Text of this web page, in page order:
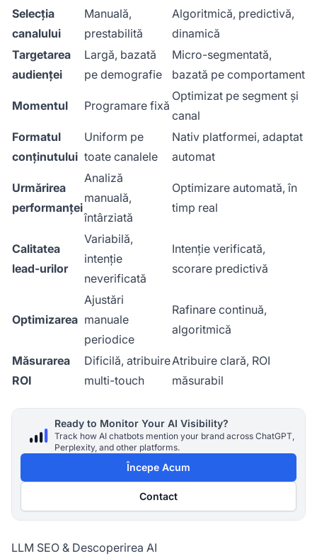
Selecția
canalului
Manuală,
prestabilită
Algoritmică, predictivă,
dinamică
Targetarea
audienței
Largă, bazată
pe demografie
Micro-segmentată,
bazată pe comportament
Momentul Programare fixă
Optimizat pe segment și
canal
Formatul
conținutului
Uniform pe
toate canalele
Nativ platformei, adaptat
automat
Urmărirea
performanței
Analiză
manuală,
întârziată
Optimizare automată, în
timp real
Calitatea
lead-urilor
Variabilă,
intenție
neverificată
Intenție verificată,
scorare predictivă
Optimizarea
Ajustări
manuale
periodice
Rafinare continuă,
algoritmică
Măsurarea
ROI
Dificilă, atribuire
multi-touch
Atribuire clară, ROI
măsurabil
Ready to Monitor Your AI Visibility?
Track how AI chatbots mention your brand across ChatGPT,
Perplexity, and other platforms.
Începe Acum
Contact
LLM SEO & Descoperirea AI